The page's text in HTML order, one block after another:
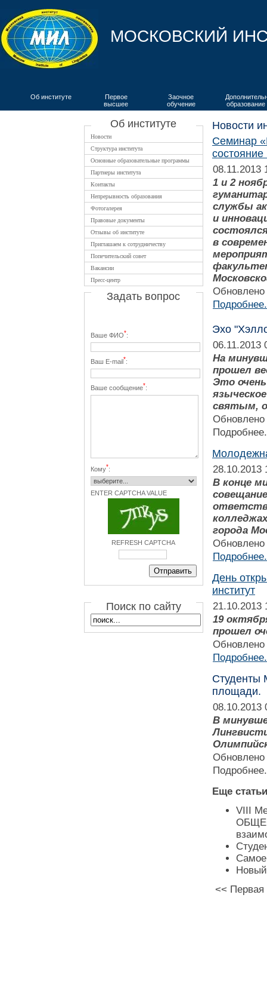
МОСКОВСКИЙ
Об институте
Первое
высшее
Заочное
обучение
образование
Об институте
Новости
Структура института
Основные образовательные программы
Партнеры института
Контакты
Непрерывность образования
Фотогалерея
Правовые документы
Отзывы об институте
Приглашаем к сотрудничеству
Попечительский совет
Вакансии
Пресс-центр
Задать вопрос
Ваше ФИО*:
Ваш E-mail*:
Ваше сообщение*:
Кому*:
ENTER CAPTCHA VALUE
REFRESH CAPTCHA
Поиск по сайту
Новости
Семинар
08.11.2013
1 и 2
службы
и
в
Обновлено
Эхо
06.11.2013
На
прошел
Это
святым,
Обновлено
28.10.2013
В конце
города
Обновлено
День
институт
21.10.2013
19
прошел
Обновлено
Студенты
площади.
08.10.2013
В
Обновлено
Еще
VIII
Самое
<< Первая